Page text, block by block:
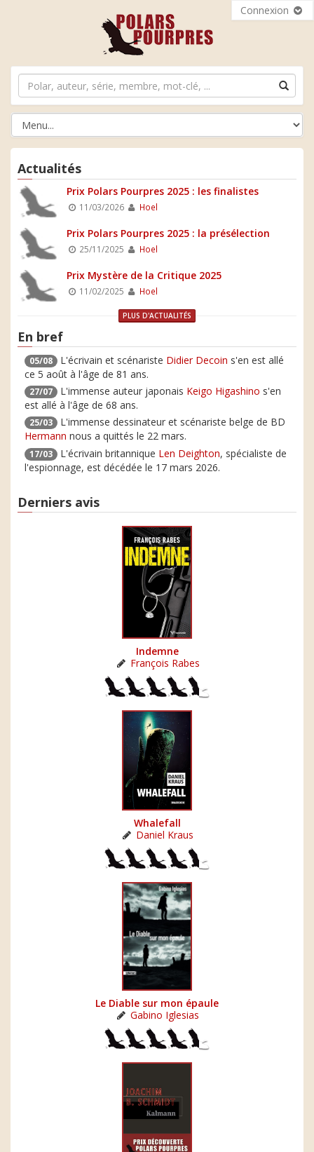
Connexion
Actualités
Prix Polars Pourpres 2025 : les finalistes
11/03/2026 Hoel
Prix Polars Pourpres 2025 : la présélection
25/11/2025 Hoel
Prix Mystère de la Critique 2025
11/02/2025 Hoel
PLUS D'ACTUALITÉS
En bref
05/08 L'écrivain et scénariste Didier Decoin s'en est allé
ce 5 août à l'âge de 81 ans.
27/07 L'immense auteur japonais Keigo Higashino s'en
est allé à l'âge de 68 ans.
25/03
L'immense dessinateur et scénariste belge de BD
Hermann nous a quittés le 22 mars.
17/03 L'écrivain britannique Len Deighton, spécialiste de
l'espionnage, est décédée le 17 mars 2026.
Derniers avis
Indemne
François Rabes
Whalefall
Daniel Kraus
Le Diable sur mon épaule
Gabino Iglesias